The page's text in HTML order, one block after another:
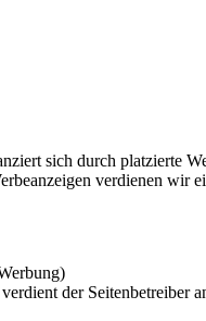
sich durch platzierte
verdienen wir
der Seitenbetreiber